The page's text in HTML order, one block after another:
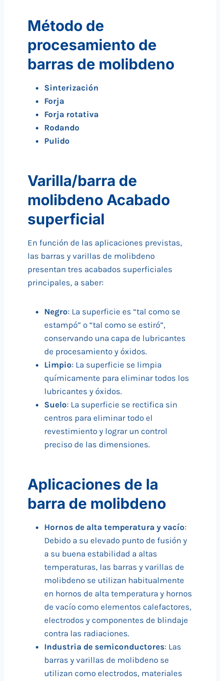
Método de
procesamiento de
barras de molibdeno
Sinterización
Forja
Forja rotativa
Rodando
Pulido
Varilla/barra de
molibdeno Acabado
superficial
En función de las aplicaciones previstas,
las barras y varillas de molibdeno
presentan tres acabados superficiales
principales, a saber:
Negro: La superficie es “tal como se
estampó” o “tal como se estiró”,
conservando una capa de lubricantes
de procesamiento y óxidos.
Limpio: La superficie se limpia
químicamente para eliminar todos los
lubricantes y óxidos.
Suelo: La superficie se rectifica sin
centros para eliminar todo el
revestimiento y lograr un control
preciso de las dimensiones.
Aplicaciones de la
barra de molibdeno
Hornos de alta temperatura y vacío:
Debido a su elevado punto de fusión y
a su buena estabilidad a altas
temperaturas, las barras y varillas de
molibdeno se utilizan habitualmente
en hornos de alta temperatura y hornos
de vacío como elementos calefactores,
electrodos y componentes de blindaje
contra las radiaciones.
Industria de semiconductores: Las
barras y varillas de molibdeno se
utilizan como electrodos, materiales